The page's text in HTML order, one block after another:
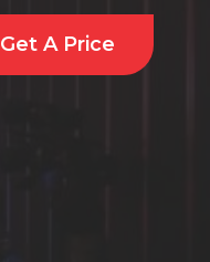
Get A Price